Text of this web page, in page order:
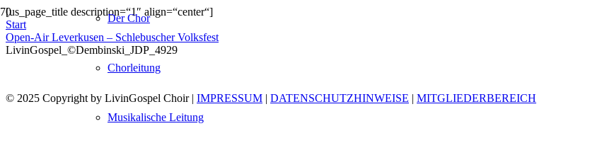
Der Chor
Chorleitung
Musikalische Leitung
[us_page_title description=“1″ align=“center“]
Start
Open-Air Leverkusen – Schlebuscher Volksfest
LivinGospel_©Dembinski_JDP_4929
© 2025 Copyright by LivinGospel Choir | IMPRESSUM | DATENSCHUTZHINWEISE | MITGLIEDERBEREICH